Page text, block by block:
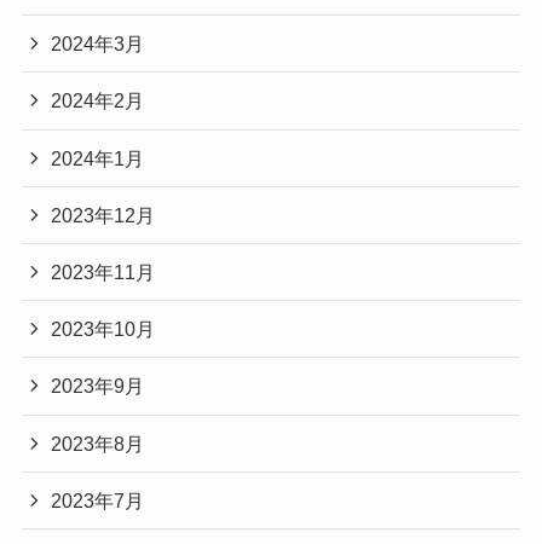
2024年3月
2024年2月
2024年1月
2023年12月
2023年11月
2023年10月
2023年9月
2023年8月
2023年7月